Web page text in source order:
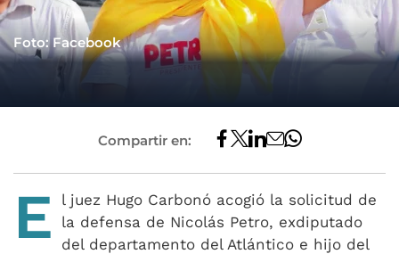
Foto: Facebook
Compartir en:
E
l juez Hugo Carbonó acogió la solicitud de
la defensa de Nicolás Petro, exdiputado
del departamento del Atlántico e hijo del